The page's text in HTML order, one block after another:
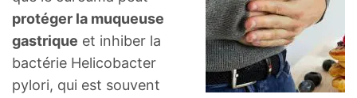
protéger la muqueuse
gastrique et inhiber la
bactérie Helicobacter
pylori, qui est souvent